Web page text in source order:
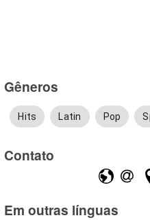
Gêneros
Hits Latin Pop
Contato
Em outras línguas